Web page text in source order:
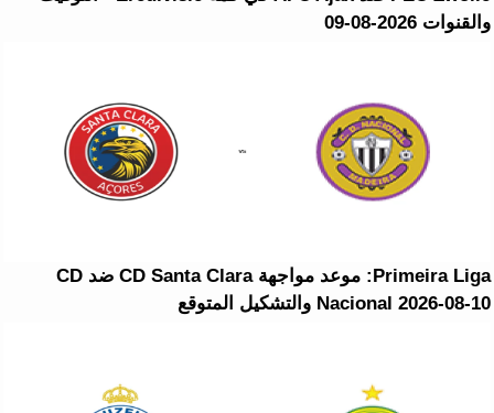
والقنوات 2026-08-09
Primeira Liga: موعد مواجهة CD Santa Clara ضد CD
Nacional 2026-08-10 والتشكيل المتوقع